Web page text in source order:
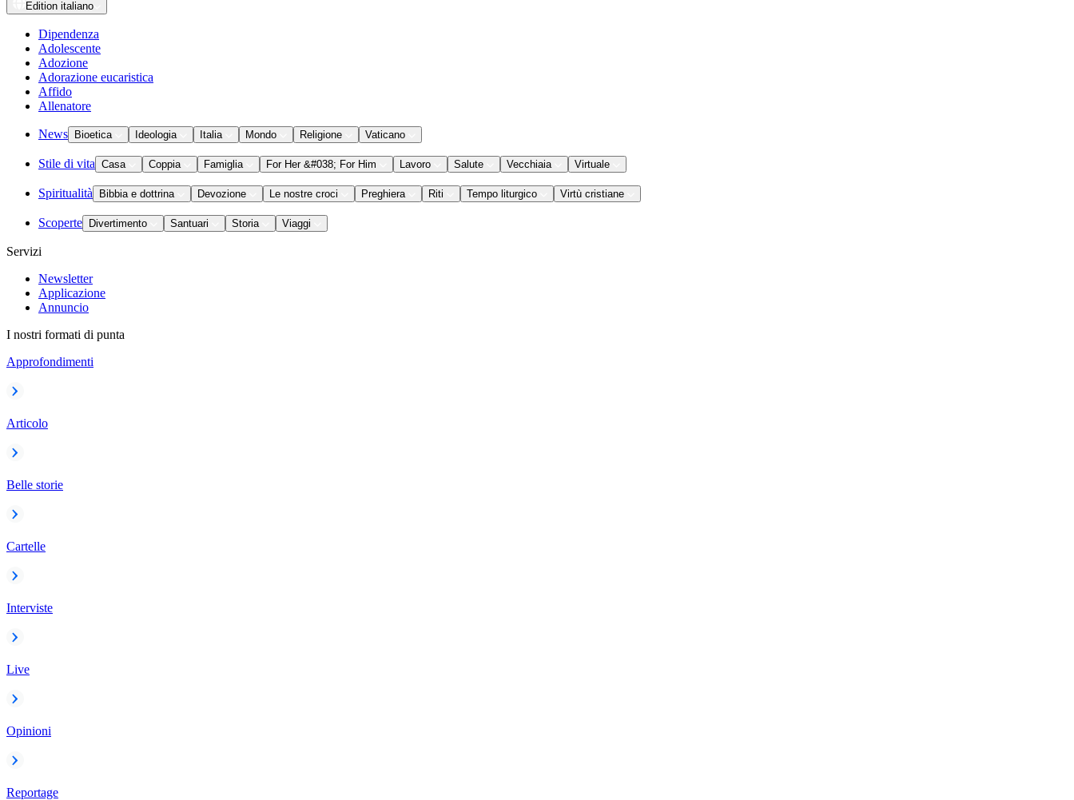
Edition italiano
Dipendenza
Adolescente
Adozione
Adorazione eucaristica
Affido
Allenatore
News Bioetica Ideologia Italia Mondo Religione Vaticano
Stile di vita Casa Coppia Famiglia For Her &#038; For Him Lavoro Salute Vecchiaia Virtuale
Spiritualità Bibbia e dottrina Devozione Le nostre croci Preghiera Riti Tempo liturgico Virtù cristiane
Scoperte Divertimento Santuari Storia Viaggi
Servizi
Newsletter
Applicazione
Annuncio
I nostri formati di punta
Approfondimenti
Articolo
Belle storie
Cartelle
Interviste
Live
Opinioni
Reportage